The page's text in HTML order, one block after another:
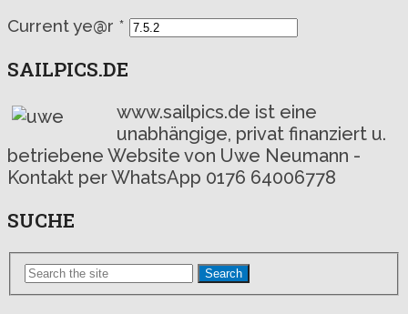
Current ye@r *
SAILPICS.DE
www.sailpics.de ist eine
unabhängige, privat finanziert u.
betriebene Website von Uwe Neumann -
Kontakt per WhatsApp 0176 64006778
SUCHE
Search